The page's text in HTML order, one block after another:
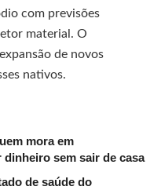
com previsões
material. O
de novos
nativos.
mora em
sem sair de casa
de saúde do